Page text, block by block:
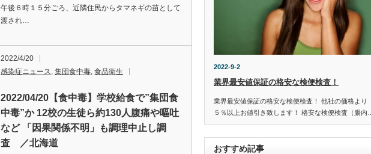
午後６時１５分ごろ、近隣住民からタマネギの苗として
渡され…
2022/4/20
感染症ニュース, 集団食中毒, 食品衛生
2022/04/20【食中毒】学校給食で”集団食
中毒”か 12校の生徒ら約130人腹痛や嘔吐
など 「因果関係不明」も調理中止し調
査 ／北海道
2022-9-2
業界最安値保証の格安な検便検査！
業界最安値保証の格安な検便検査！ 他社の価格より
５％以上お値引き致します！ 格安な検便検査（腸内…
おすすめ記事